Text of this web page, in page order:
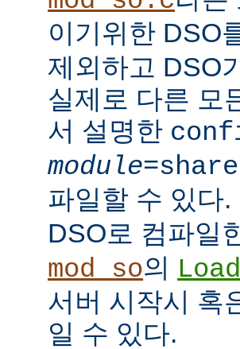
이기위한 DSO
제외하고 DSO
실제로 다른 모
서 설명한
module
파일할 수 있다.
DSO로 컴파일
mod_so의
서버 시작시 혹
일 수 있다.